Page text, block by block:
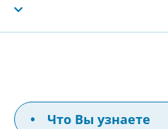
• Что Вы узнаете